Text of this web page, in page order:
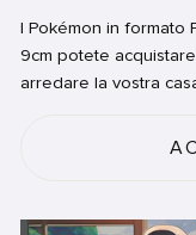
I Pokémon in formato
9cm potete
arredare la vostra